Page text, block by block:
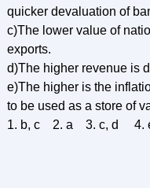
quicker devaluation of
c)The lower value of
exports.
d)The higher revenue is
e)The higher is the
to be used as a store of
1. b, c 2. a 3. c, d 4.